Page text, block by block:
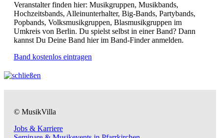
Veranstalter finden hier: Musikgruppen, Musikbands,
Hochzeitsbands, Alleinunterhalter, Big-Bands, Partybands,
Popbands, Volksmusikgruppen, Blasmusikgruppen im
Umkreis von Berlin. Du spielst selbst in einer Band? Dann
kannst Du Deine Band hier im Band-Finder anmelden.
Band kostenlos eintragen
© MusikVilla
Jobs & Karriere